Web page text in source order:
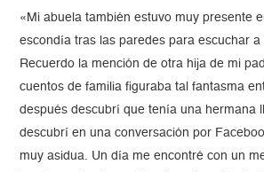
«Mi abuela también estuvo muy presente
escondía tras las paredes para escuchar a
Recuerdo la mención de otra hija de mi
cuentos de familia figuraba tal fantasma
después descubrí que tenía una hermana
descubrí en una conversación por
muy asidua. Un día me encontré con un